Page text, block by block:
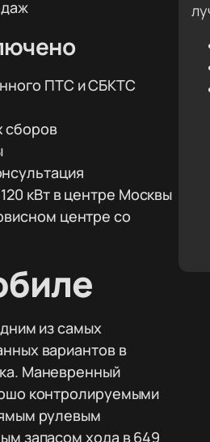
ПТС и СБКТС
сборов
кВт в центре Москвы
центре со
из самых
вариантов в
Маневренный
контролируемыми
рулевым
запасом хода в 649